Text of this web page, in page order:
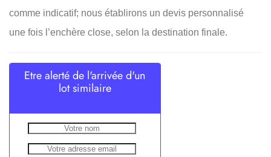
comme indicatif; nous établirons un devis personnalisé
une fois l’enchère close, selon la destination finale.
Etre alerté de l'arrivée d'un
lot similaire